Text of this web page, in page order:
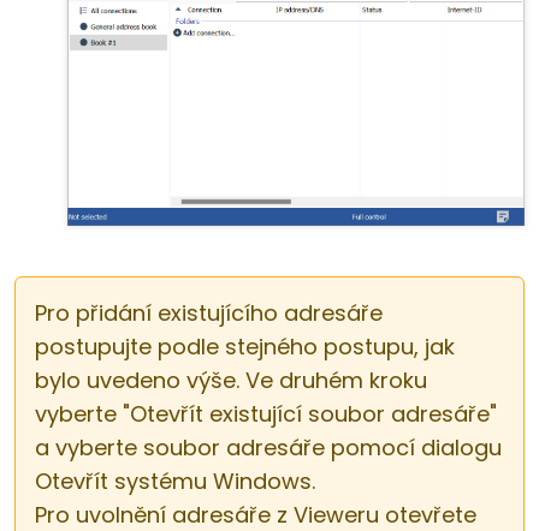
Pro přidání existujícího adresáře
postupujte podle stejného postupu, jak
bylo uvedeno výše. Ve druhém kroku
vyberte "Otevřít existující soubor adresáře"
a vyberte soubor adresáře pomocí dialogu
Otevřít systému Windows.
Pro uvolnění adresáře z Vieweru otevřete